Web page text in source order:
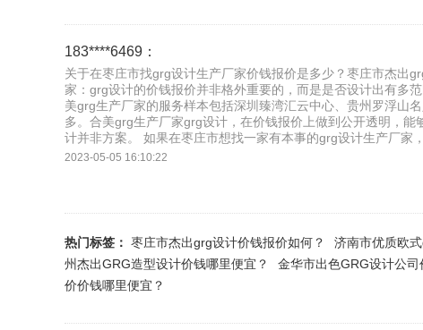
183****6469：
关于在枣庄市找grg设计生产厂家价钱报价是多少？枣庄市杰出
家：grg设计的价钱报价并非格外重要的，而是是否设计出有多
美grg生产厂家的服务样本包括深圳臻湾汇云中心、贵州罗浮山
多。合美grg生产厂家grg设计，在价钱报价上做到公开透明，
计并非方案。 如果在枣庄市想找一家有本事的grg设计生产厂家
2023-05-05 16:10:22
热门标签： 枣庄市杰出grg设计价钱报价如何？ 济南市优质欧
州杰出GRG造型设计价钱哪里便宜？
金华市出色GRG设计公司
价价钱哪里便宜？